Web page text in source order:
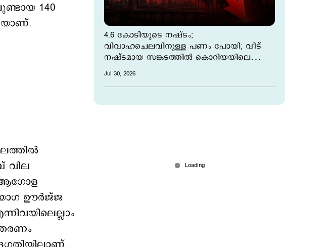
140
വില
ആഗോള
ഊർജ്ജ
4.6 കോടിയുടെ നഷ്ടം;
വിവാഹചെലവിനുള്ള പണം പോയി; വീട്
നഷ്ടമായ സങ്കടത്തില്‍ കൊറിയയിലെ
Jul 30, 2026